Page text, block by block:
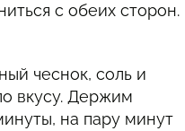
с обеих сторон.
чеснок, соль и
вкусу. Держим
на пару минут